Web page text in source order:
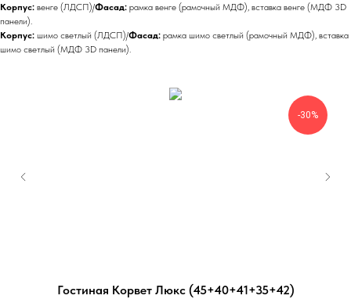
Корпус: венге (ЛДСП)/Фасад: рамка венге (рамочный МДФ), вставка венге (МДФ 3D
панели).
Корпус: шимо светлый (ЛДСП)/Фасад: рамка шимо светлый (рамочный МДФ), вставка
шимо светлый (МДФ 3D панели).
-30%
Гостиная Корвет Люкс (45+40+41+35+42)